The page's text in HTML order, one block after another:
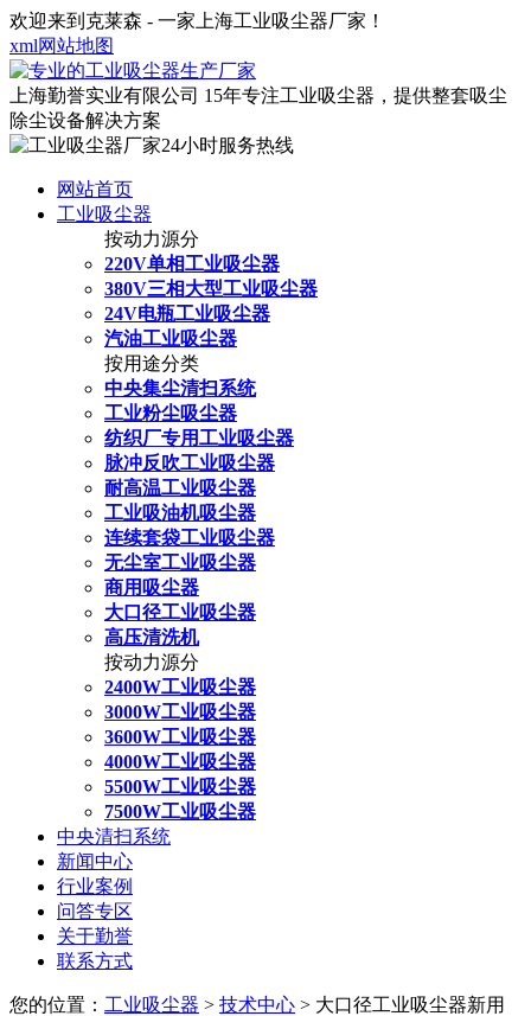
欢迎来到克莱森 - 一家上海工业吸尘器厂家！
xml网站地图
上海勤誉实业有限公司 15年专注工业吸尘器，提供整套吸尘
除尘设备解决方案
网站首页
工业吸尘器
按动力源分
220V单相工业吸尘器
380V三相大型工业吸尘器
24V电瓶工业吸尘器
汽油工业吸尘器
按用途分类
中央集尘清扫系统
工业粉尘吸尘器
纺织厂专用工业吸尘器
脉冲反吹工业吸尘器
耐高温工业吸尘器
工业吸油机吸尘器
连续套袋工业吸尘器
无尘室工业吸尘器
商用吸尘器
大口径工业吸尘器
高压清洗机
按动力源分
2400W工业吸尘器
3000W工业吸尘器
3600W工业吸尘器
4000W工业吸尘器
5500W工业吸尘器
7500W工业吸尘器
中央清扫系统
新闻中心
行业案例
问答专区
关于勤誉
联系方式
您的位置： 工业吸尘器 > 技术中心 > 大口径工业吸尘器新用